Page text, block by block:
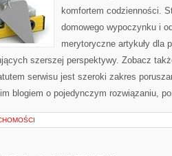
komfortem codzienności.
domowego wypoczynku i
merytoryczne artykuły dla
szerszej perspektywy. Zobacz
serwisu jest szeroki zakres
blogiem o pojedynczym rozwiązaniu,